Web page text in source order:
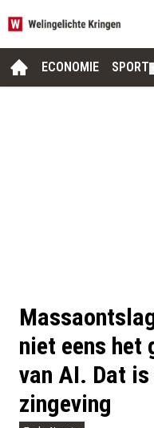
ECONOMIE SPORT
niet eens het
van AI. Dat
zingeving